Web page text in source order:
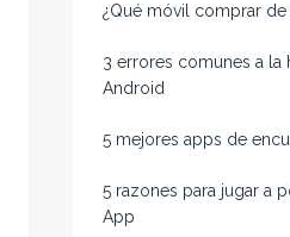
¿Qué móvil comprar
3 errores comunes a la
Android
5 mejores apps de
5 razones para jugar a
App